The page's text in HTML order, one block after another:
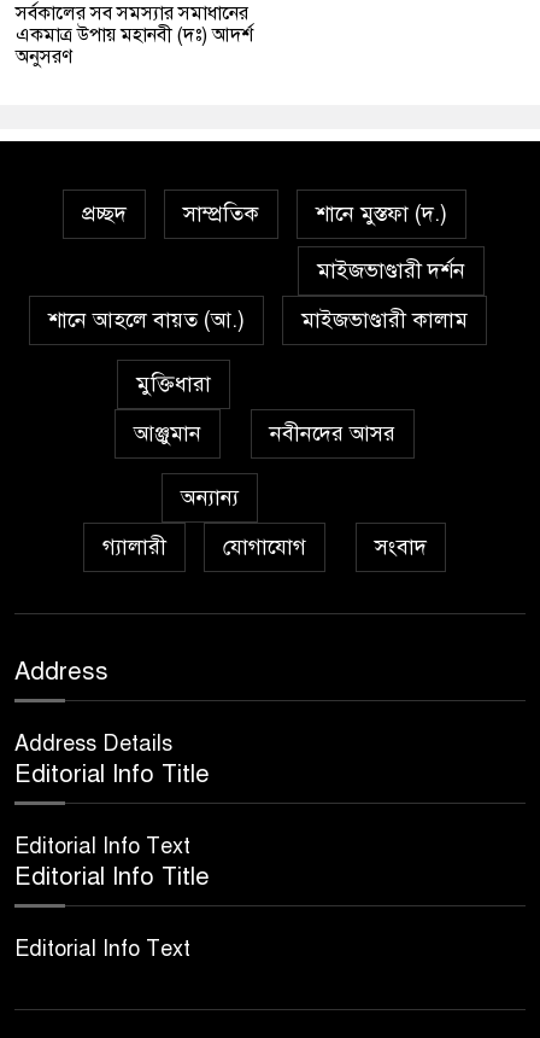
সর্বকালের সব সমস্যার সমাধানের
একমাত্র উপায় মহানবী (দঃ) আদর্শ
অনুসরণ
প্রচ্ছদ সাম্প্রতিক শানে মুস্তফা (দ.)
শানে আহলে বায়ত (আ.)
মাইজভাণ্ডারী দর্শন
মাইজভাণ্ডারী কালাম
মুক্তিধারা
আঞ্জুমান
নবীনদের আসর
অন্যান্য
গ্যালারী
যোগাযোগ সংবাদ
Address
Address Details
Editorial Info Title
Editorial Info Text
Editorial Info Title
Editorial Info Text